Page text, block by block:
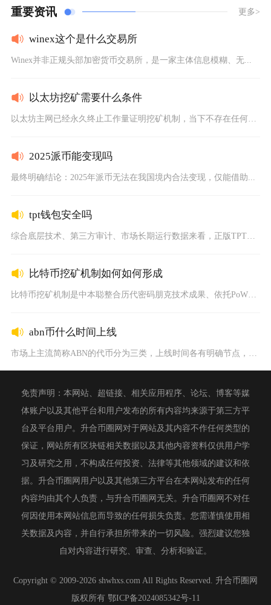
重要资讯 更多>
winex这个是什么交易所
Winex并非正规头部加密货币交易所，是一家主体信息模糊、无...
以太坊挖矿需要什么条件
以太坊主网已经永久终止工作量证明挖矿机制，当下不存在任何可以...
2025派币能变现吗
最终明确结论：2025年派币无法在我国境内合法变现，仅能借助...
tpt钱包安全吗
综合底层技术、第三方审计、市场长期运行数据来看，正版TPT（...
比特币挖矿机制如何如何形成
比特币挖矿机制是中本聪整合历代密码朋克技术成果、依托PoW工...
abn币什么时间上线
市场上主流简称ABN的代币分为三类，上线时间各有明确节点，A...
免责声明：本网站、超链接、相关应用程序、论坛、博客等媒
体账户以及其他平台和用户发布的所有内容均来源于第三方平
台及平台用户。升合币圈网对于网站及其内容不作任何类型的
保证，网站所有区块链相关数据以及其他内容资料仅供用户学
习及研究之用，不构成任何投资、法律等其他领域的建议和依
据。升合币圈网用户以及其他第三方平台在本网站发布的任何
内容均由其个人负责，与升合币圈网无关。升合币圈网不对任
何因使用本网站信息而导致的任何损失负责。您需谨慎使用相
关数据及内容，并自行承担所带来的一切风险。强烈建议您独
自对内容进行研究、审查、分析和验证。
Copyright © 2009-2026 shwhxs.com All Rights Reserved. 升合币圈网
版权所有 鄂ICP备2024085342号-11